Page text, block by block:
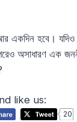
একদিন হবে। যদিও
অসাধারণ এক
like us:
20